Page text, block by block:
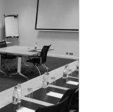
de votre événement
pas vers une